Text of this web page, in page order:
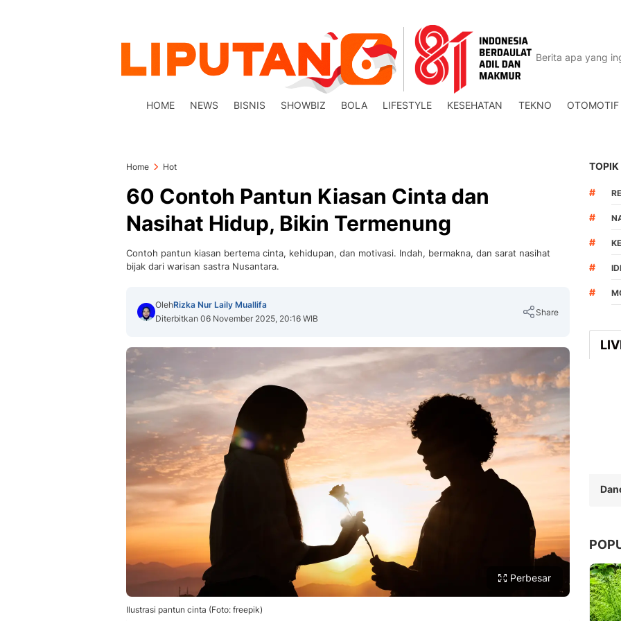
HOME NEWS BISNIS SHOWBIZ BOLA LIFESTYLE KESEHATAN TEKNO OTOMOTIF
Home Hot
60 Contoh Pantun Kiasan Cinta dan
Nasihat Hidup, Bikin Termenung
Contoh pantun kiasan bertema cinta, kehidupan, dan motivasi. Indah, bermakna, dan sarat nasihat
bijak dari warisan sastra Nusantara.
OlehRizka Nur Laily Muallifa
Diterbitkan 06 November 2025, 20:16 WIB
Share
Copy Link
Perbesar
Ilustrasi pantun cinta (Foto: freepik)
TOPIK
#
#
#
#
#